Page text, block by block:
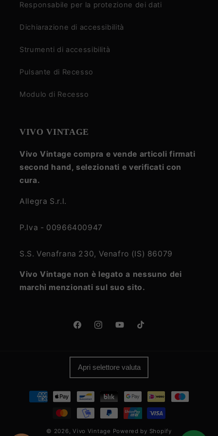
Responsabile per la protezione dei dati
Dichiarazione di accessibilità
Strumenti di accessibilità
Pulsante di Recesso
Modulo di Recesso
VIVO VINTAGE
Vivo Vintage compra e vende articoli firmati
second hand, selezionati e verificati con
cura.
Allegra S.r.l.
P.Iva - 00966400947
S.S. Venafrana 230, Venafro (IS) 86079
Vivo Vintage non è legato a nessuno dei
marchi menzionati sul suo sito.
FacebookInstagramYouTubeTikTok
Apri selettore valuta
Metodi
pagamento
© 2026,Vivo Vintage Powered by Shopify